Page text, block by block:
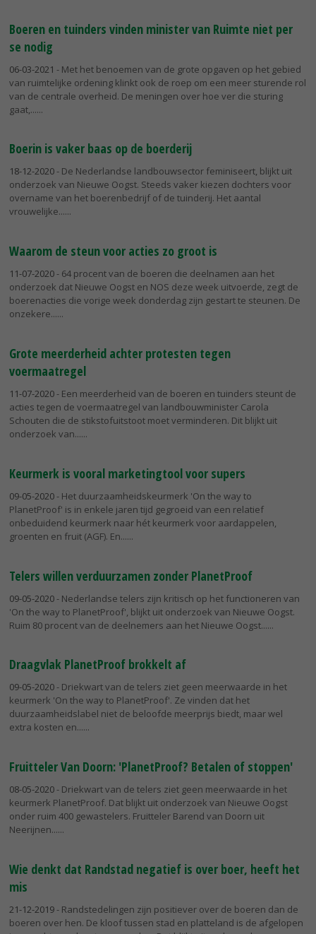
Boeren en tuinders vinden minister van Ruimte niet per
se nodig
06-03-2021 - Met het benoemen van de grote opgaven op het gebied
van ruimtelijke ordening klinkt ook de roep om een meer sturende rol
van de centrale overheid. De meningen over hoe ver die sturing
gaat,...
Boerin is vaker baas op de boerderij
18-12-2020- De Nederlandse landbouwsector feminiseert, blijkt uit
onderzoek van Nieuwe Oogst. Steeds vaker kiezen dochters voor
overname van het boerenbedrijf of de tuinderij. Het aantal
vrouwelijke...
Waarom de steun voor acties zo groot is
11-07-2020- 64 procent van de boeren die deelnamen aan het
onderzoek dat Nieuwe Oogst en NOS deze week uitvoerde, zegt de
boerenacties die vorige week donderdag zijn gestart te steunen. De
onzekere...
Grote meerderheid achter protesten tegen
voermaatregel
11-07-2020- Een meerderheid van de boeren en tuinders steunt de
acties tegen de voermaatregel van landbouwminister Carola
Schouten die de stikstofuitstoot moet verminderen. Dit blijkt uit
onderzoek van...
Keurmerk is vooral marketingtool voor supers
09-05-2020- Het duurzaamheidskeurmerk 'On the way to
PlanetProof' is in enkele jaren tijd gegroeid van een relatief
onbeduidend keurmerk naar hét keurmerk voor aardappelen,
groenten en fruit (AGF). En...
Telers willen verduurzamen zonder PlanetProof
09-05-2020- Nederlandse telers zijn kritisch op het functioneren van
'On the way to PlanetProof', blijkt uit onderzoek van Nieuwe Oogst.
Ruim 80 procent van de deelnemers aan het Nieuwe Oogst...
Draagvlak PlanetProof brokkelt af
09-05-2020- Driekwart van de telers ziet geen meerwaarde in het
keurmerk 'On the way to PlanetProof'. Ze vinden dat het
duurzaamheidslabel niet de beloofde meerprijs biedt, maar wel
extra kosten en...
Fruitteler Van Doorn: 'PlanetProof? Betalen of stoppen'
08-05-2020- Driekwart van de telers ziet geen meerwaarde in het
keurmerk PlanetProof. Dat blijkt uit onderzoek van Nieuwe Oogst
onder ruim 400 gewastelers. Fruitteler Barend van Doorn uit
Neerijnen...
Wie denkt dat Randstad negatief is over boer, heeft het
mis
21-12-2019- Randstedelingen zijn positiever over de boeren dan de
boeren over hen. De kloof tussen stad en platteland is de afgelopen